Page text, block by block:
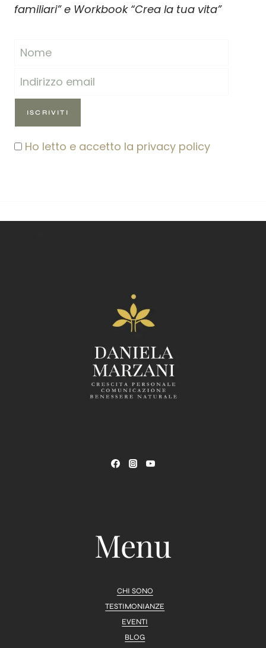
familiari” e Workbook “Crea la tua vita”
Ho letto e accetto la privacy policy
Menu
CHI SONO
TESTIMONIANZE
EVENTI
BLOG